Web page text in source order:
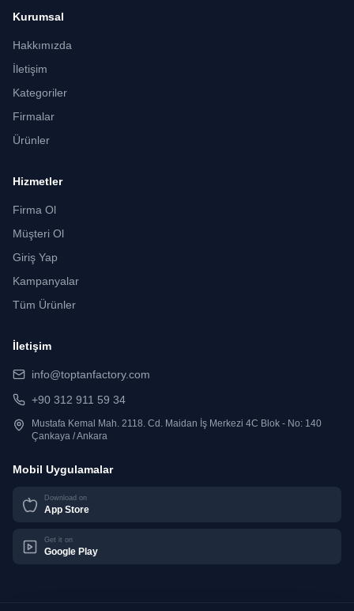
Kurumsal
Hakkımızda
İletişim
Kategoriler
Firmalar
Ürünler
Hizmetler
Firma Ol
Müşteri Ol
Giriş Yap
Kampanyalar
Tüm Ürünler
İletişim
info@toptanfactory.com
+90 312 911 59 34
Mustafa Kemal Mah. 2118. Cd. Maidan İş Merkezi 4C Blok - No: 140
Çankaya / Ankara
Mobil Uygulamalar
Download on
App Store
Get it on
Google Play